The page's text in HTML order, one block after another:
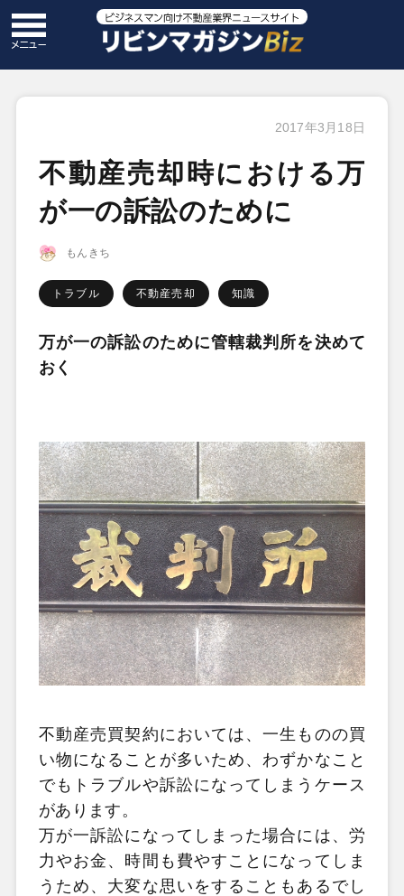
2017年3月18日
不動産売却時における万
が一の訴訟のために
もんきち
トラブル 不動産売却 知識
万が一の訴訟のために管轄裁判所を決めて
おく
不動産売買契約においては、一生ものの買
い物になることが多いため、わずかなこと
でもトラブルや訴訟になってしまうケース
があります。
万が一訴訟になってしまった場合には、労
力やお金、時間も費やすことになってしま
うため、大変な思いをすることもあるでし